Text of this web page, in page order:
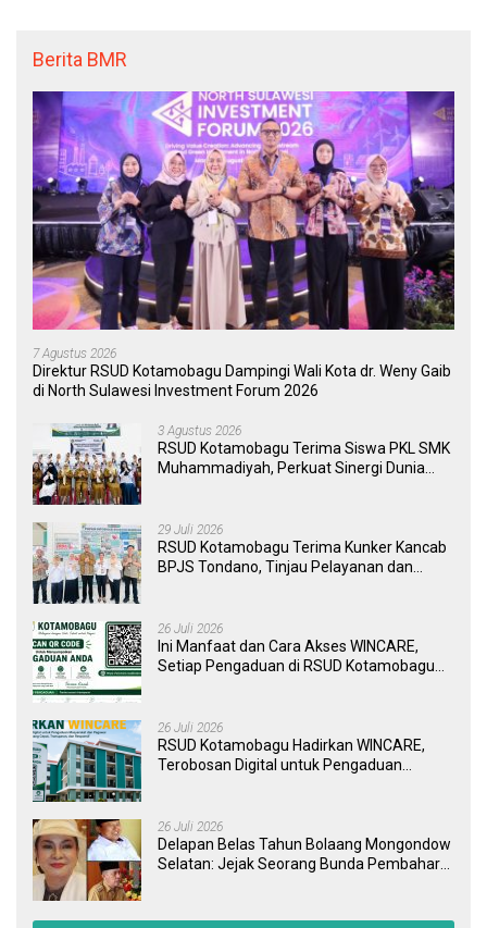
Berita BMR
7 Agustus 2026
Direktur RSUD Kotamobagu Dampingi Wali Kota dr. Weny Gaib
di North Sulawesi Investment Forum 2026
3 Agustus 2026
RSUD Kotamobagu Terima Siswa PKL SMK
Muhammadiyah, Perkuat Sinergi Dunia
29 Juli 2026
RSUD Kotamobagu Terima Kunker Kancab
BPJS Tondano, Tinjau Pelayanan dan
26 Juli 2026
Ini Manfaat dan Cara Akses WINCARE,
Setiap Pengaduan di RSUD Kotamobagu
26 Juli 2026
RSUD Kotamobagu Hadirkan WINCARE,
Terobosan Digital untuk Pengaduan
26 Juli 2026
Delapan Belas Tahun Bolaang Mongondow
Selatan: Jejak Seorang Bunda Pembaharu